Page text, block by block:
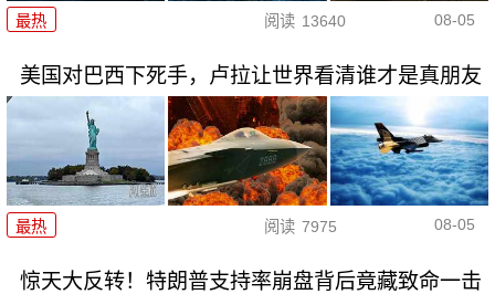
最热 阅读 13640 08-05
美国对巴西下死手，卢拉让世界看清谁才是真朋友
最热 阅读 7975 08-05
惊天大反转！特朗普支持率崩盘背后竟藏致命一击